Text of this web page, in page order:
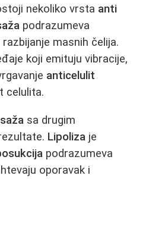
nekoliko vrsta anti
podrazumeva
masnih čelija.
koji emituju vibracije,
anticelulit
celulita.
sa drugim
Lipoliza je
podrazumeva
oporavak i